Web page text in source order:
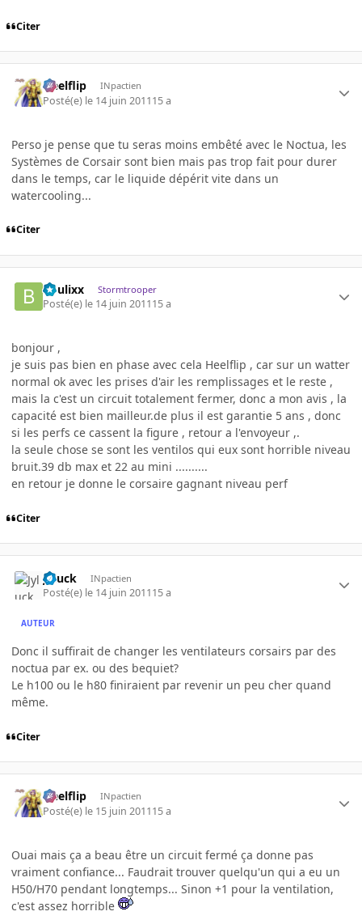
Citer
Heelflip INpactien
Posté(e) le 14 juin 201115 a
Perso je pense que tu seras moins embêté avec le Noctua, les
Systèmes de Corsair sont bien mais pas trop fait pour durer
dans le temps, car le liquide dépérit vite dans un
watercooling...
Citer
boulixx Stormtrooper
Posté(e) le 14 juin 201115 a
bonjour ,
je suis pas bien en phase avec cela Heelflip , car sur un watter
normal ok avec les prises d'air les remplissages et le reste ,
mais la c'est un circuit totalement fermer, donc a mon avis , la
capacité est bien mailleur.de plus il est garantie 5 ans , donc
si les perfs ce cassent la figure , retour a l'envoyeur ,.
la seule chose se sont les ventilos qui eux sont horrible niveau
bruit.39 db max et 22 au mini ..........
en retour je donne le corsaire gagnant niveau perf
Citer
Jyluck INpactien
Posté(e) le 14 juin 201115 a
AUTEUR
Donc il suffirait de changer les ventilateurs corsairs par des
noctua par ex. ou des bequiet?
Le h100 ou le h80 finiraient par revenir un peu cher quand
même.
Citer
Heelflip INpactien
Posté(e) le 15 juin 201115 a
Ouai mais ça a beau être un circuit fermé ça donne pas
vraiment confiance... Faudrait trouver quelqu'un qui a eu un
H50/H70 pendant longtemps... Sinon +1 pour la ventilation,
c'est assez horrible